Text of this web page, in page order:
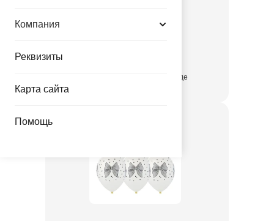
Компания
Реквизиты
Карта сайта
Помощь
присутствует на складе